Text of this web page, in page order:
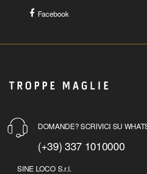
Facebook
DOMANDE? SCRIVICI SU
(+39) 337 1010000
SINE LOCO S.r.l.